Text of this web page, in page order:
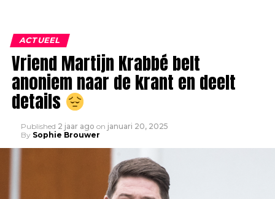
ACTUEEL
Vriend Martijn Krabbé belt
anoniem naar de krant en deelt
details
Published 2 jaar ago on januari 20, 2025
By Sophie Brouwer